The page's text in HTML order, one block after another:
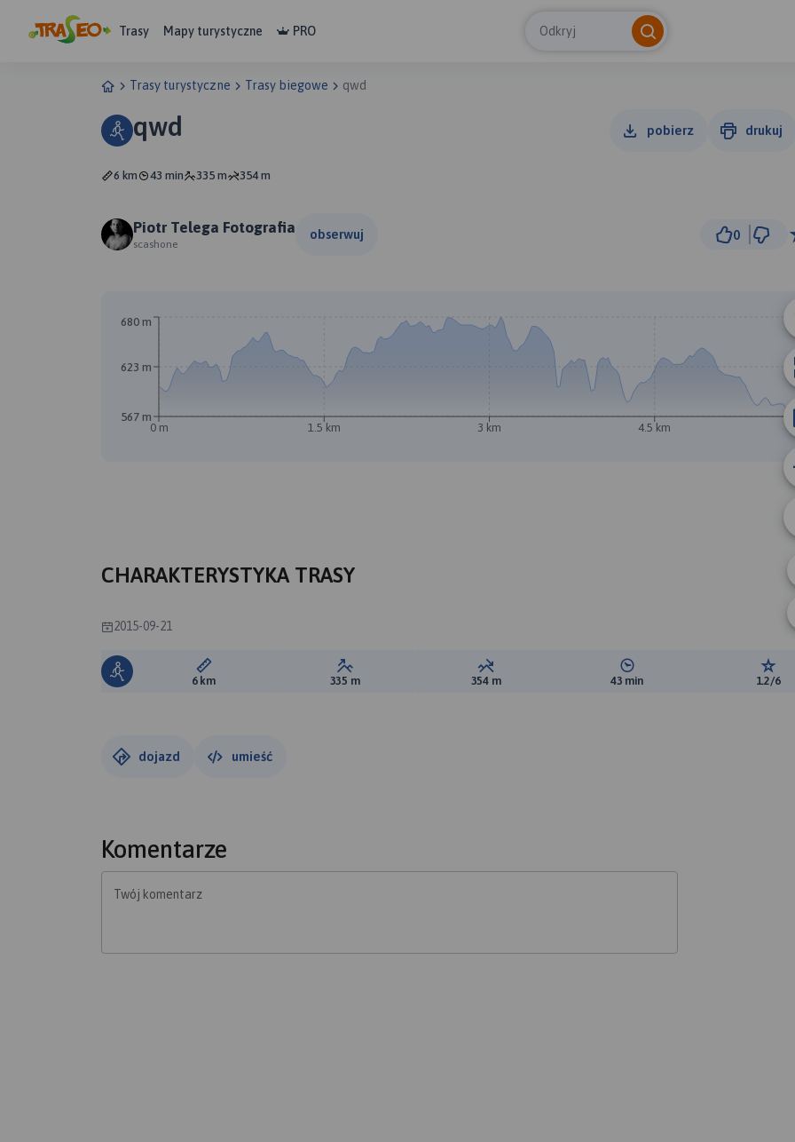
Trasy Mapy turystyczne PRO Odkryj
Trasy turystyczne Trasy biegowe qwd
qwd pobierz drukuj
6 km 43 min 335 m 354 m
Piotr Telega Fotografia
scashone
obserwuj 0
0 m 1.5 km 3 km 4.5 km
567 m
623 m
680 m
CHARAKTERYSTYKA TRASY
2015-09-21
Długość trasy:
6 km Suma przewyższeń:
335 m Suma spadków:
354 m Średni czas potrzebny na
43 min 1.2/6
dojazd umieść
Komentarze
Twój komentarz